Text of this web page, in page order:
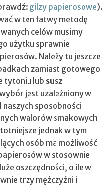
gilzy papierosowe).
w ten łatwy metodę
celów musimy
użytku sprawnie
Należy tu jeszcze
zamiast gotowego
tytoniu lub susz
jest uzależniony w
sposobności i
walorów smakowych
jednak w tym
osób ma możliwość
w stosownie
oszczędności, o ile w
trzy mężczyźni i